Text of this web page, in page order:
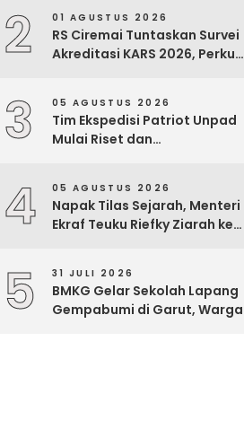
2 01 AGUSTUS 2026
RS Ciremai Tuntaskan Survei
Akreditasi KARS 2026, Perkuat
3 05 AGUSTUS 2026
Tim Ekspedisi Patriot Unpad
Mulai Riset dan
Tomage, Fakfak
4 05 AGUSTUS 2026
Napak Tilas Sejarah, Menteri
Ekraf Teuku Riefky Ziarah ke
5 31 JULI 2026
BMKG Gelar Sekolah Lapang
Gempabumi di Garut, Warga